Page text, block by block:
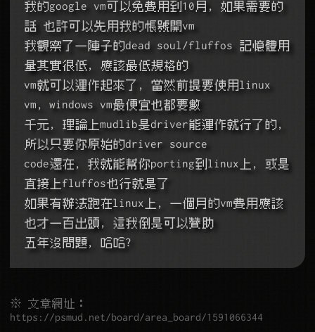
我的google vm可以免費用到10月, 如果需要的
話 也許可以先用我的帳號開vm
我觀察了一陣子的dead soul/fluffos 記憶體用
量其實很低, 應該最低規格的
vm就可以運作起來了, 當然前提要使用linux
vm, windows vm最便宜也都要數
千元, 理論上mudlib是driver能運作就行了的,
所以只要你原始的driver source
code還在, 我就能幫你porting到linux上, 或是
直接上fluffos也行就是了
如果有辦法跑在linux上, 一個月的vm費用應該
也才一百出頭, 這我倒是可以贊助
五年沒問題, 哈哈?
※ 文章網址：
https://psmud.net/board/area_board/1591066344